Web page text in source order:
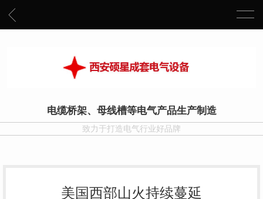
电缆桥架、母线槽等电气产品生产制造
致力于打造电气行业好品牌
美国西部山火持续蔓延